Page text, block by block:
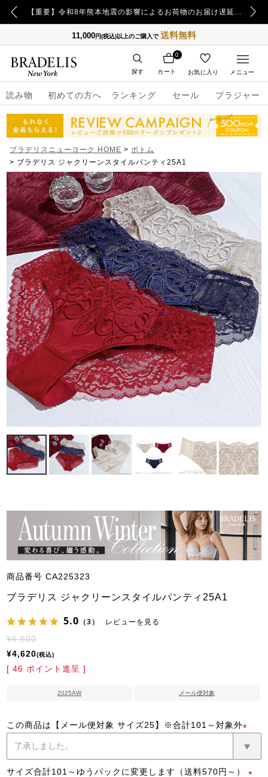
【重要】日本郵便の障害による配送への影響についてのお詫び 【重要】令和8年熊本地震の影響によるお荷物のお届け遅延について
11,000円(税込)以上のご購入で送料無料
読み物 初めての方へ ランキング セール ブラジャー
カート
0
お気に入り
探す メニュー
ブラデリスニューヨーク HOME
ボトム
ブラデリス ジャクリーンスタイルパンティ25A1
商品番号 CA225323
ブラデリス ジャクリーンスタイルパンティ25A1
5.0 （3） レビューを見る
¥6,600
¥4,620 税込
[ 46 ポイント進呈 ]
2025AW メール便対象
この商品は【メール便対象 サイズ25】※合計101～対象外
(必
須)
サイズ合計101～ゆうパックに変更します（送料570円～）